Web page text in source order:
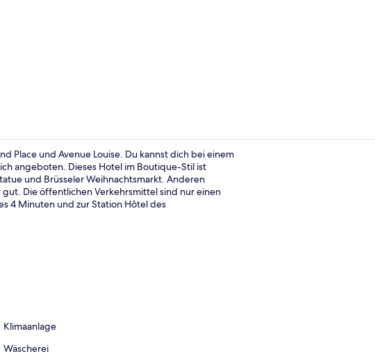
Deluxe-Zimmer, Balkon | Terrasse/Patio
Place und Avenue Louise. Du kannst dich bei einem
angeboten. Dieses Hotel im Boutique-Stil ist
und Brüsseler Weihnachtsmarkt. Anderen
Die öffentlichen Verkehrsmittel sind nur einen
4 Minuten und zur Station Hôtel des
Klimaanlage
Wäscherei